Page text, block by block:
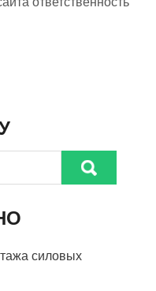
силовых